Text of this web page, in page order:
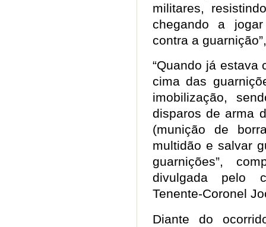
militares,
chegando a
contra a
“Quando já estava
cima das
imobilização,
disparos de arma
(munição de
multidão e salvar
guarnições”,
divulgada pelo
Tenente-Coronel
Diante do